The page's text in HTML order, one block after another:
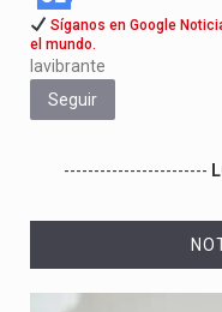
Síganos en Google
el mundo.
lavibrante
Seguir
------------------------